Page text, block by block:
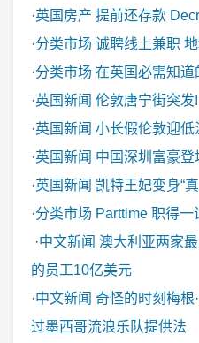
·英国房产 提前还存款
·分类市场 诚聘线上兼职
·分类市场 在英国必需知道
·英国新闻 伦敦唐宁街突发
·英国新闻 小长假伦敦迎低
·英国新闻 中国深圳富豪登
·英国新闻 凯特王妃变身“
·分类市场 Parttime 职得一
·中文新闻 澳大利亚两家
的员工10亿美元
·中文新闻 奇怪的时刻梅根
过墨西哥流浪乐队提供法